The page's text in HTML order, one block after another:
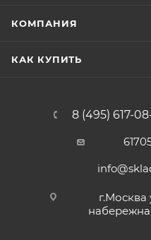
КОМПАНИЯ
КАК КУПИТЬ
8 (495) 617-
г.Москва